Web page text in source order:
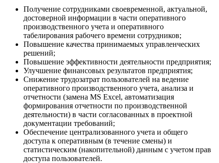
Получение сотрудниками своевременной, актуальной,
достоверной информации в части оперативного
производственного учета и оперативного
табелирования рабочего времени сотрудников;
Повышение качества принимаемых управленческих
решений;
Повышение эффективности деятельности предприятия;
Улучшение финансовых результатов предприятия;
Снижение трудозатрат пользователей на ведение
оперативного производственного учета, анализа и
отчетности (замена MS Excel, автоматизация
формирования отчетности по производственной
деятельности) в части согласованных в проектной
документации требований;
Обеспечение централизованного учета и общего
доступа к оперативным (в течение смены) и
статистическим (накопительной) данным с учетом прав
доступа пользователей.